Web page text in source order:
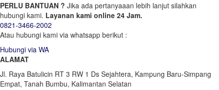
PERLU BANTUAN ? Jika ada pertanyaaan lebih lanjut silahkan
hubungi kami. Layanan kami online 24 Jam.
0821-3466-2002
Atau hubungi kami via whatsapp berikut :
Hubungi via WA
ALAMAT
Jl. Raya Batulicin RT 3 RW 1 Ds Sejahtera, Kampung Baru-Simpang
Empat, Tanah Bumbu, Kalimantan Selatan